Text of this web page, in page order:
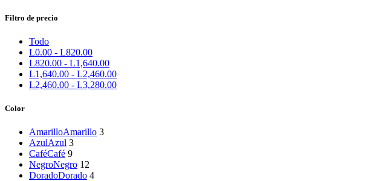
Filtro de precio
Todo
L0.00 - L820.00
L820.00 - L1,640.00
L1,640.00 - L2,460.00
L2,460.00 - L3,280.00
Color
AmarilloAmarillo 3
AzulAzul 3
CaféCafé 9
NegroNegro 12
DoradoDorado 4